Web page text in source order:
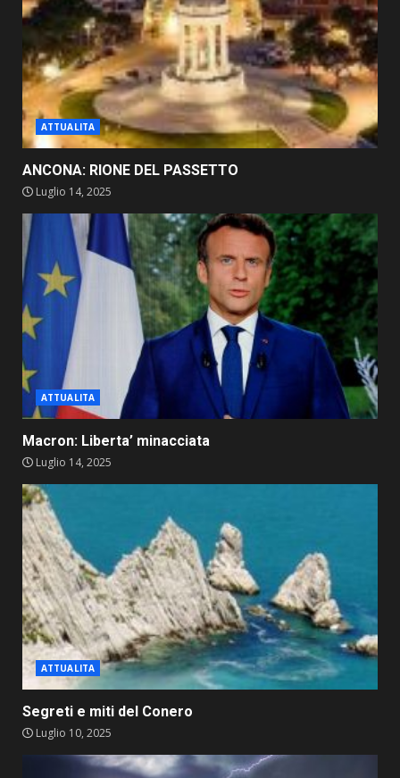
ATTUALITA
ANCONA: RIONE DEL PASSETTO
Luglio 14, 2025
ATTUALITA
Macron: Liberta’ minacciata
Luglio 14, 2025
ATTUALITA
Segreti e miti del Conero
Luglio 10, 2025